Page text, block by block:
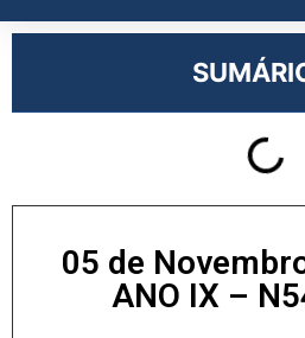
05 de
ANO IX –